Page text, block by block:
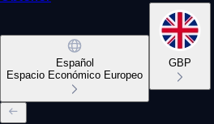
Español
Espacio Económico Europeo
GBP